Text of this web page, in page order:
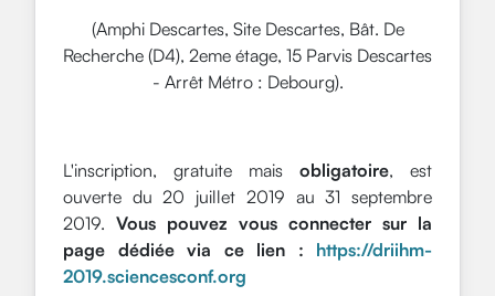
(Amphi Descartes, Site Descartes, Bât. De
Recherche (D4), 2eme étage, 15 Parvis Descartes
- Arrêt Métro : Debourg).
L'inscription, gratuite mais obligatoire, est
ouverte du 20 juillet 2019 au 31 septembre
2019. Vous pouvez vous connecter sur la
page dédiée via ce lien : https://driihm-
2019.sciencesconf.org